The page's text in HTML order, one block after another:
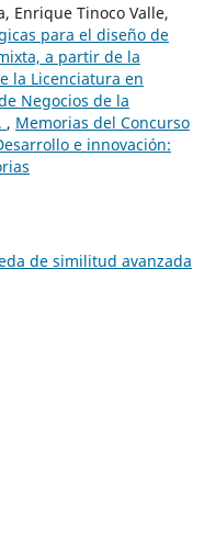
Enrique Tinoco Valle,
para el diseño de
a partir de la
la Licenciatura en
Negocios de la
, Memorias del Concurso
e innovación:
de similitud avanzada